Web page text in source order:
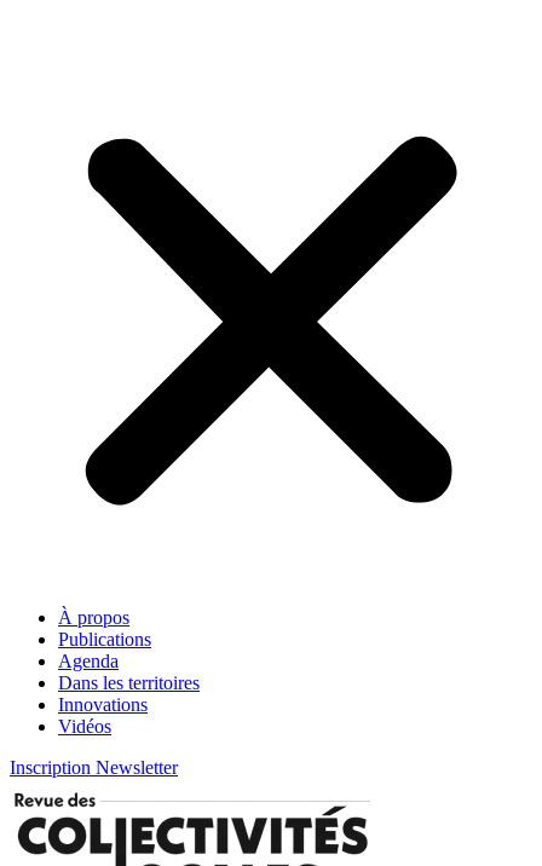
À propos
Publications
Agenda
Dans les territoires
Innovations
Vidéos
Inscription Newsletter